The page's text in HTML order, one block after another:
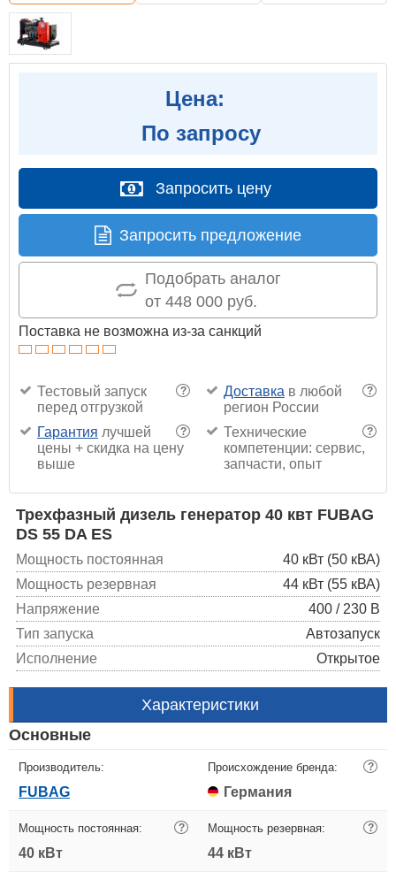
Цена:
По запросу
Запросить цену
Запросить предложение
Подобрать аналог
от 448 000 руб.
Поставка не возможна из-за санкций
?
Тестовый запуск
перед отгрузкой
?
Доставка в любой
регион России
?
Гарантия лучшей
цены + скидка на цену
выше
?
Технические
компетенции: сервис,
запчасти, опыт
Трехфазный дизель генератор 40 квт FUBAG
DS 55 DA ES
Мощность постоянная
40 кВт (50 кВА)
Мощность резервная
44 кВт (55 кВА)
Напряжение
400 / 230 В
Тип запуска
Автозапуск
Исполнение
Открытое
Характеристики
Основные
Производитель:
FUBAG
Происхождение бренда: ?
Германия
Мощность постоянная: ?
40 кВт
Мощность резервная: ?
44 кВт